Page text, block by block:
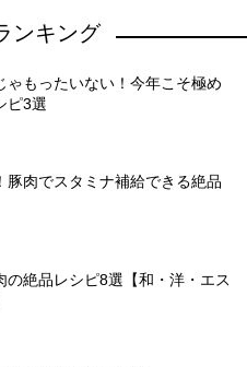
ンキング
ゃもったいない！今年こそ極め
ピ3選
豚肉でスタミナ補給できる絶品
の絶品レシピ8選【和・洋・エス